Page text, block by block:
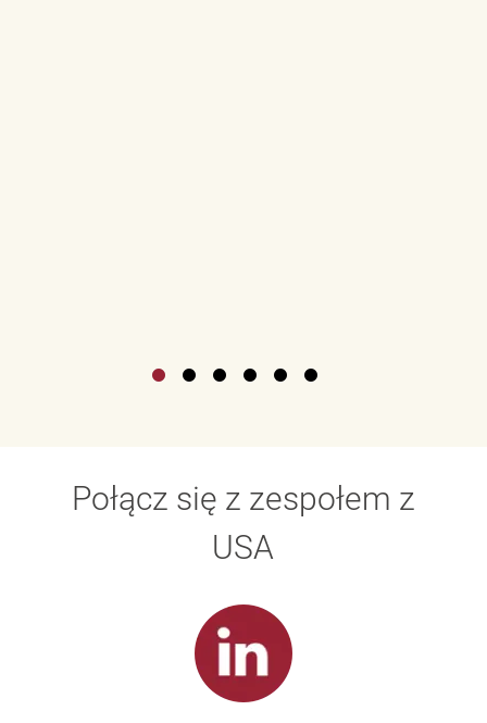
Połącz się z zespołem z
USA